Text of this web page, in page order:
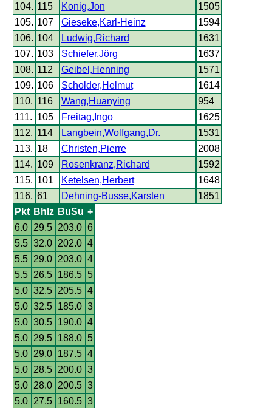
104. 115 Konig,Jon
1505
105. 107 Gieseke,Karl-Heinz
1594
106. 104 Ludwig,Richard
1631
107. 103 Schiefer,Jörg
1637
108. 112 Geibel,Henning
1571
109. 106 Scholder,Helmut
1614
110. 116 Wang,Huanying
954
111. 105 Freitag,Ingo
1625
112. 114 Langbein,Wolfgang,Dr.
1531
113. 18 Christen,Pierre
2008
114. 109 Rosenkranz,Richard
1592
115. 101 Ketelsen,Herbert
1648
116. 61 Dehning-Busse,Karsten
1851
Pkt Bhlz BuSu +
6.0
29.5 203.0 6
5.5 32.0 202.0 4
5.5
29.0 203.0 4
5.5
26.5 186.5 5
5.0 32.5 205.5 4
5.0 32.5 185.0 3
5.0 30.5 190.0 4
5.0
29.5 188.0 5
5.0
29.0 187.5 4
5.0
28.5 200.0 3
5.0
28.0 200.5 3
5.0
27.5 160.5 3